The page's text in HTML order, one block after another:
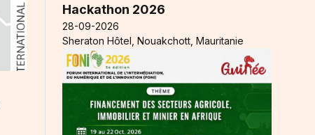
Hackathon 2026
28-09-2026
Sheraton Hôtel, Nouakchott, Mauritanie